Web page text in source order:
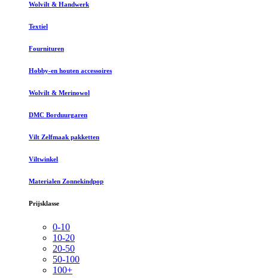
Wolvilt & Handwerk
Textiel
Fournituren
Hobby-en houten accessoires
Wolvilt & Merinowol
DMC Borduurgaren
Vilt Zelfmaak pakketten
Viltwinkel
Materialen Zonnekindpop
Prijsklasse
0-10
10-20
20-50
50-100
100+